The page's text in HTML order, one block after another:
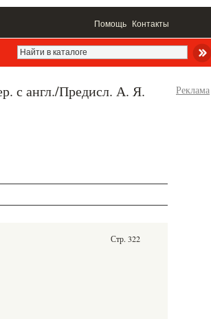
Помощь Контакты
с англ./Предисл. А. Я.
Стр. 322
Реклама